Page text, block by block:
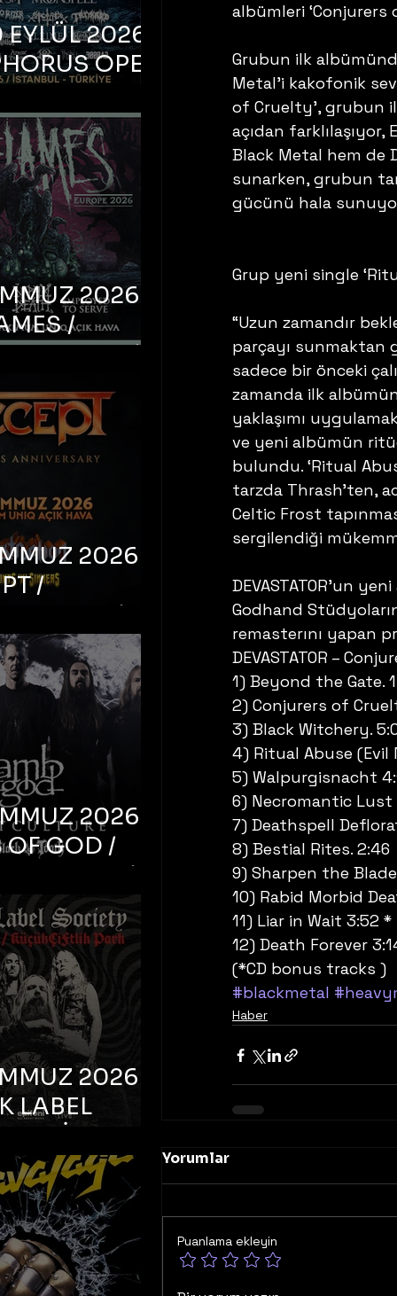
albümleri ‘Conjurers
Grubun ilk
Metal’i kakofonik
of Cruelty’, grubun
açıdan
Black Metal hem de
sunarken, grubun
gücünü hala
Grup yeni single
“Uzun zamandır
parçayı sunmaktan
sadece bir önceki
zamanda ilk
yaklaşımı
ve yeni albümün
bulundu. ‘Ritual
tarzda Thrash’ten,
Celtic Frost
sergilendiği
DEVASTATOR’un
Godhand
remasterını yapan
DEVASTATOR –
1) Beyond the Gate.
2) Conjurers of
3) Black Witchery.
4) Ritual Abuse (Evil
5) Walpurgisnacht
6) Necromantic Lust
7) Deathspell
8) Bestial Rites. 2:46
9) Sharpen the
10) Rabid Morbid
11) Liar in Wait 3:52 *
12) Death Forever
(*CD bonus tracks )
#blackmetal
Haber
Yorumlar
Puanlama ekleyin
2026 –
OPEN
FEST
2026 –
/
DEATH /
– İstanbul,
Uniq
2026 –
/
/
‘N’
– İstanbul,
Uniq
2026 –
OF GOD /
CULTURE /
TOOTH –
Bonus
2026 –
LABEL
– İstanbul,
Park